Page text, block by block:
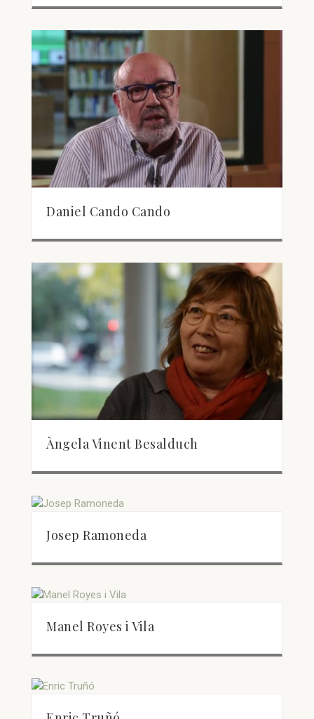
Daniel Cando Cando
Àngela Vinent Besalduch
Josep Ramoneda
Manel Royes i Vila